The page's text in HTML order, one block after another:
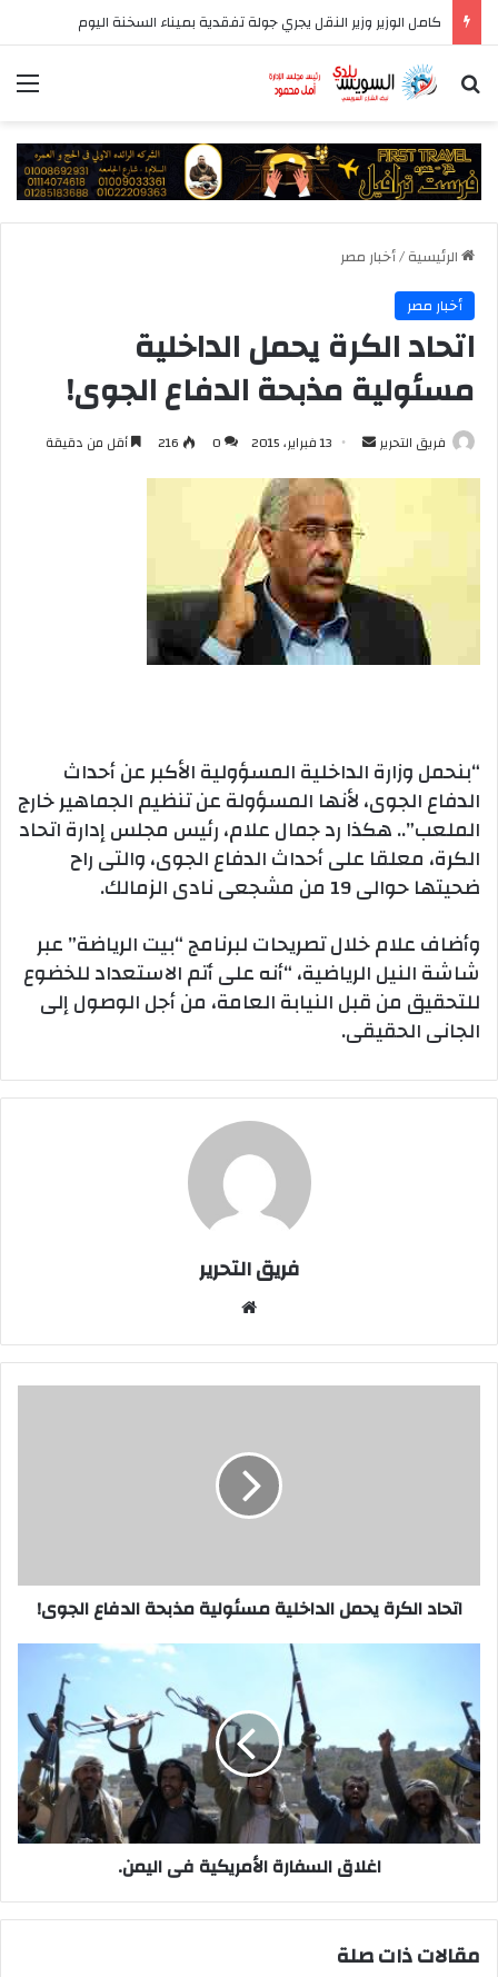
كامل الوزير وزير النقل يجري جولة تفقدية بميناء السخنة اليوم
بحث عن
الرئيسية/أخبار مصر
أخبار مصر
اتحاد الكرة يحمل الداخلية
مسئولية مذبحة الدفاع الجوى!
فريق التحرير
أرسل
إلكترونيا
13 فبراير، 2015 0
216 أقل من دقيقة
“بنحمل وزارة الداخلية المسؤولية الأكبر عن أحداث
الدفاع الجوى، لأنها المسؤولة عن تنظيم الجماهير خارج
الملعب”.. هكذا رد جمال علام، رئيس مجلس إدارة اتحاد
الكرة، معلقا على أحداث الدفاع الجوى، والتى راح
ضحيتها حوالى 19 من مشجعى نادى الزمالك.
وأضاف علام خلال تصريحات لبرنامج “بيت الرياضة” عبر
شاشة النيل الرياضية، “أنه على أتم الاستعداد للخضوع
للتحقيق من قبل النيابة العامة، من أجل الوصول إلى
الجانى الحقيقى.
فريق التحرير
اتحاد الكرة يحمل الداخلية مسئولية مذبحة الدفاع الجوى!
الأمريكية
فى
اليمن.
اغلاق السفارة الأمريكية فى اليمن.
مقالات ذات صلة